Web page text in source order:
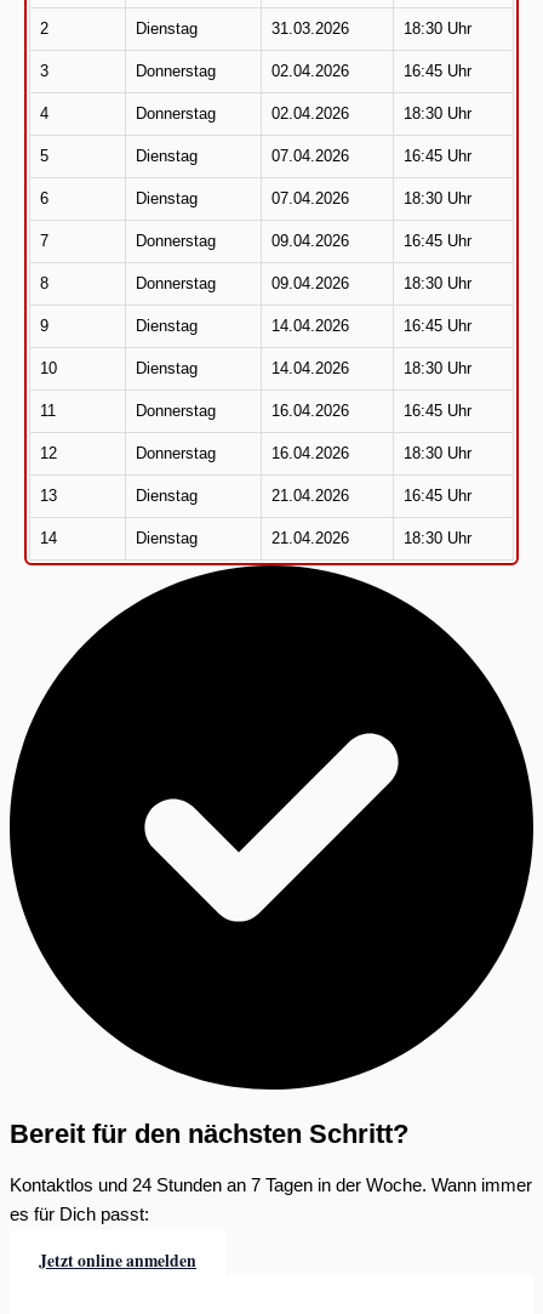
2 Dienstag 31.03.2026 18:30 Uhr
3 Donnerstag 02.04.2026 16:45 Uhr
4 Donnerstag 02.04.2026 18:30 Uhr
5 Dienstag 07.04.2026 16:45 Uhr
6 Dienstag 07.04.2026 18:30 Uhr
7 Donnerstag 09.04.2026 16:45 Uhr
8 Donnerstag 09.04.2026 18:30 Uhr
9 Dienstag 14.04.2026 16:45 Uhr
10 Dienstag 14.04.2026 18:30 Uhr
11 Donnerstag 16.04.2026 16:45 Uhr
12 Donnerstag 16.04.2026 18:30 Uhr
13 Dienstag 21.04.2026 16:45 Uhr
14 Dienstag 21.04.2026 18:30 Uhr
Bereit für den nächsten Schritt?
Kontaktlos und 24 Stunden an 7 Tagen in der Woche. Wann immer
es für Dich passt:
Jetzt online anmelden